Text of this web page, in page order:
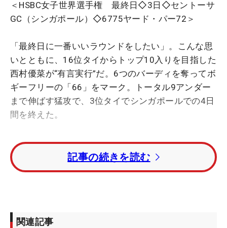
＜HSBC女子世界選手権 最終日◇3日◇セントーサ
GC（シンガポール）◇6775ヤード・パー72＞
「最終日に一番いいラウンドをしたい」。こんな思
いとともに、16位タイからトップ10入りを目指した
西村優菜が“有言実行”だ。6つのバーディを奪ってボ
ギーフリーの「66」をマーク。トータル9アンダー
まで伸ばす猛攻で、3位タイでシンガポールでの4日
間を終えた。
手前から右にかけて構える池が気になる4番パー3で
およそ3.5メートルにつけてこの日初バーディを記録
すると、ここから波に乗る。5番、6番と奪って3連
くくった。
記事の続きを読む
関連記事